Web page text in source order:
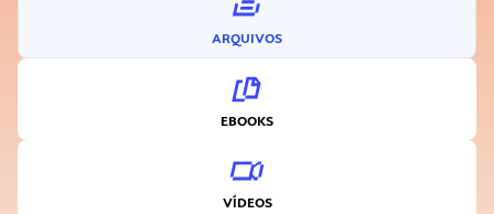
ARQUIVOS
EBOOKS
VÍDEOS